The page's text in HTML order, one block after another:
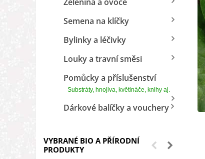
Semena na klíčky
Bylinky a léčivky
Louky a travní směsi
Pomůcky a příslušenství
Substráty, hnojiva, květináče, knihy aj.
Dárkové balíčky a vouchery
VYBRANÉ BIO A PŘÍRODNÍ
PRODUKTY